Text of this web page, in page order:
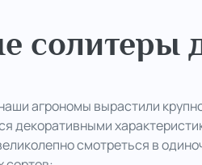
солитеры
агрономы вырастили
смотреться в